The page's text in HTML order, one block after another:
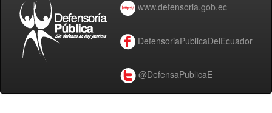
www.defensoria.gob.ec
DefensoriaPublicaDelEcuador
@DefensaPublicaE